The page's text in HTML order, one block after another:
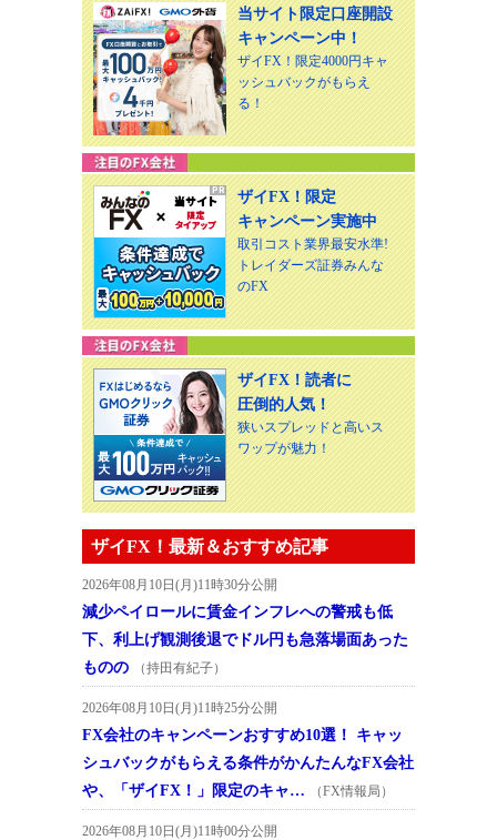
当サイト限定口座開設
キャンペーン中！
ザイFX！限定4000円キャ
ッシュバックがもらえ
る！
ザイFX！限定
キャンペーン実施中
取引コスト業界最安水準!
トレイダーズ証券みんな
のFX
ザイFX！読者に
圧倒的人気！
狭いスプレッドと高いス
ワップが魅力！
ザイFX！最新＆おすすめ記事
2026年08月10日(月)11時30分公開
減少ペイロールに賃金インフレへの警戒も低
下、利上げ観測後退でドル円も急落場面あった
ものの
（持田有紀子）
2026年08月10日(月)11時25分公開
FX会社のキャンペーンおすすめ10選！ キャッ
シュバックがもらえる条件がかんたんなFX会社
や、「ザイFX！」限定のキャ…
（FX情報局）
2026年08月10日(月)11時00分公開